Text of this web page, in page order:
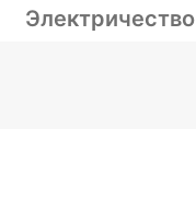
Электричество